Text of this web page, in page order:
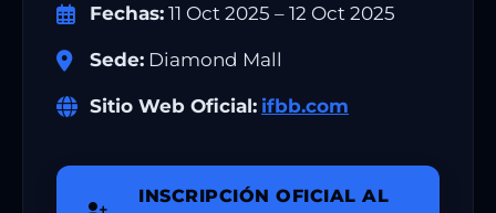
Fechas: 11 Oct 2025 – 12 Oct 2025
Sede: Diamond Mall
Sitio Web Oficial: ifbb.com
INSCRIPCIÓN OFICIAL AL